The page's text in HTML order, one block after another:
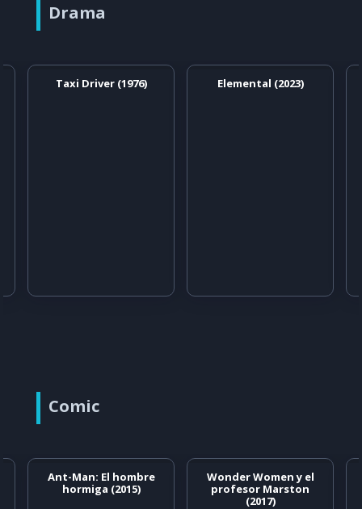
Drama
Taxi Driver (1976) Elemental (2023)
Comic
Ant-Man: El hombre
hormiga (2015)
Wonder Women y el
profesor Marston
(2017)